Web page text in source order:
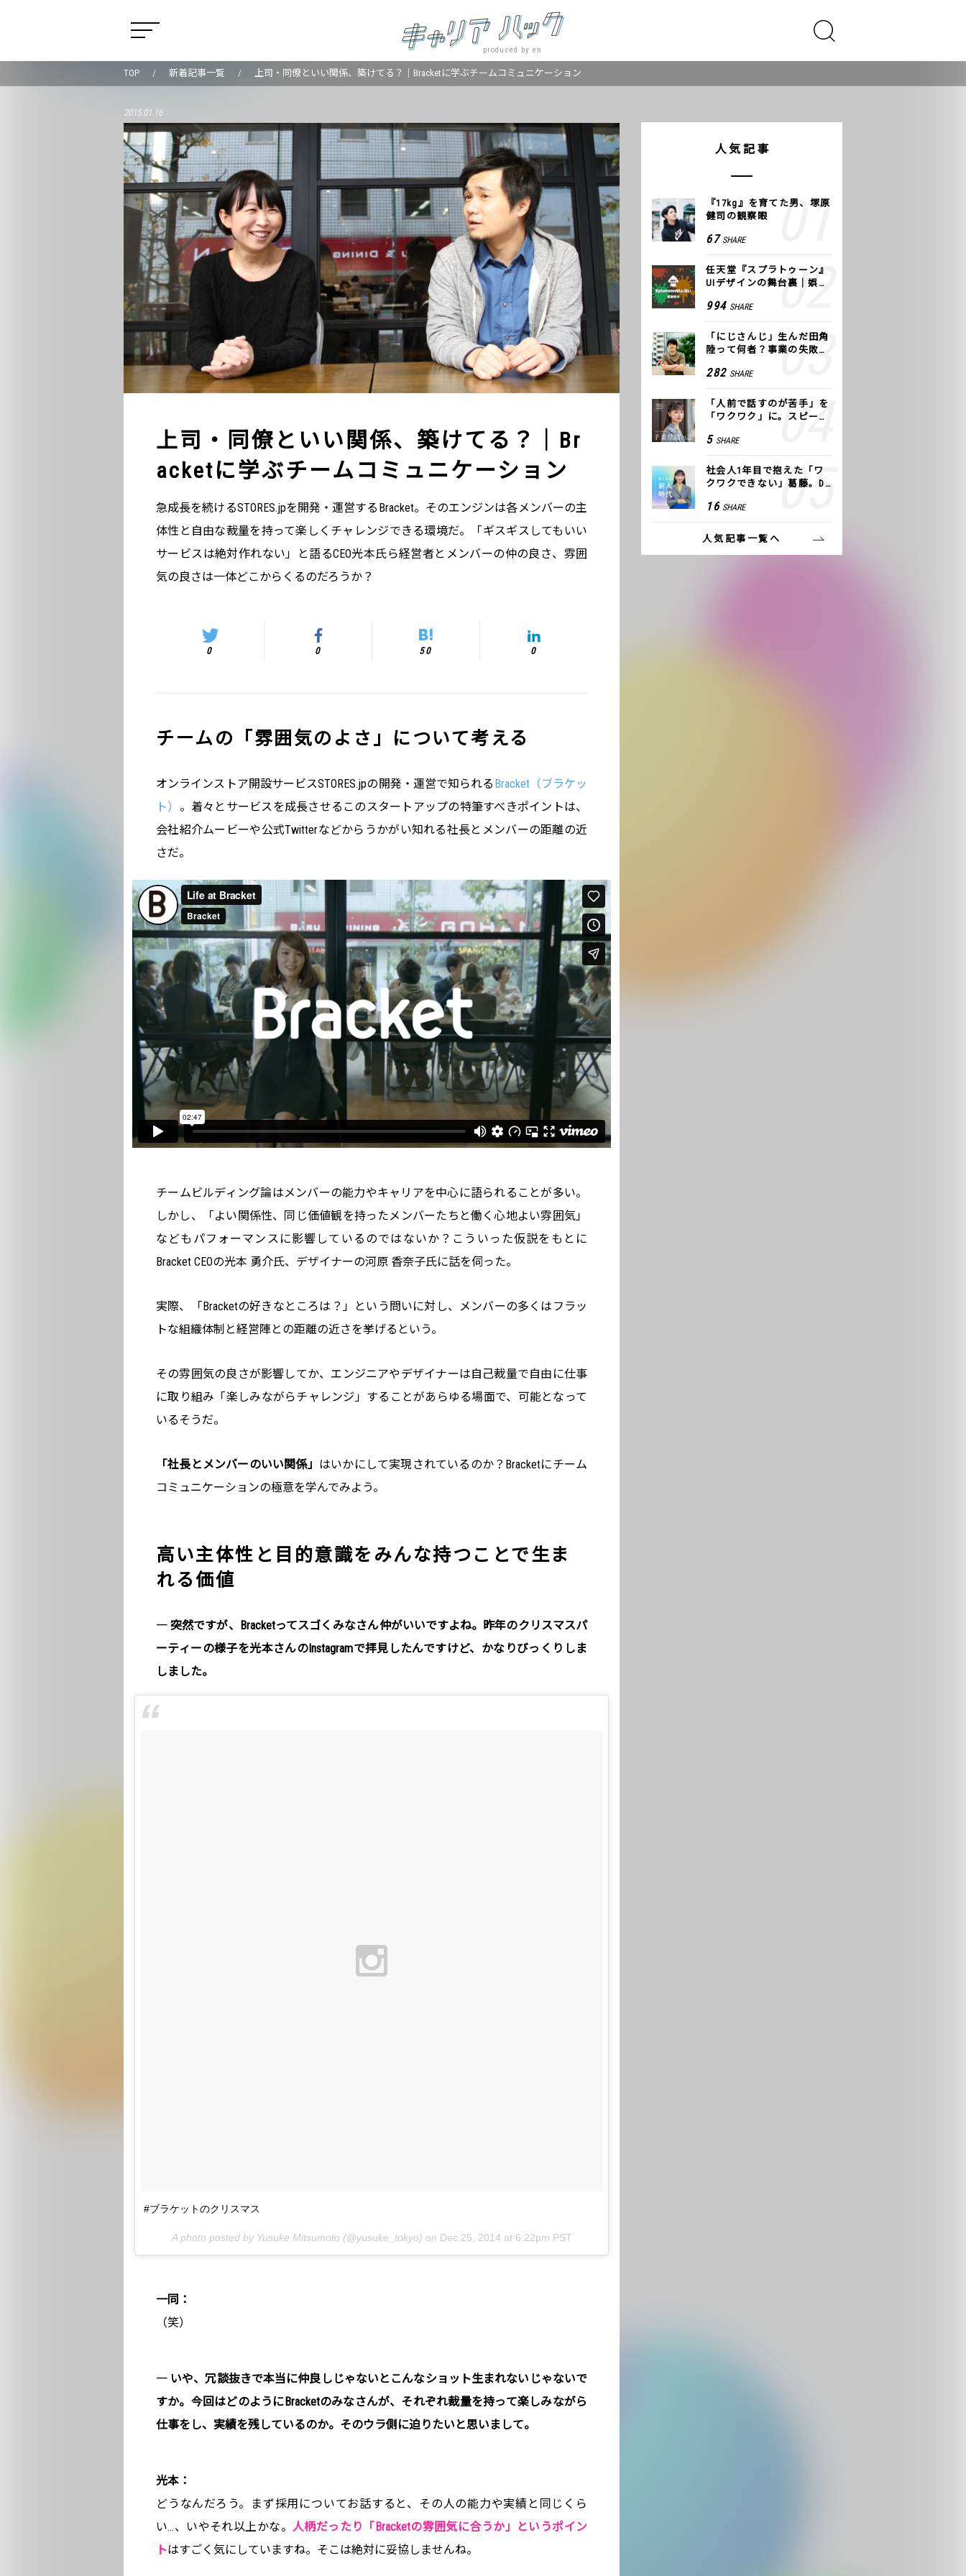
produced by en
TOP 新着記事一覧 上司・同僚といい関係、築けてる？｜Bracketに学ぶチームコミュニケーション
2015.01.16
上司・同僚といい関係、築けてる？｜Br
acketに学ぶチームコミュニケーション
急成長を続けるSTORES.jpを開発・運営するBracket。そのエンジンは各メンバーの主
体性と自由な裁量を持って楽しくチャレンジできる環境だ。「ギスギスしてもいい
サービスは絶対作れない」と語るCEO光本氏ら経営者とメンバーの仲の良さ、雰囲
気の良さは一体どこからくるのだろうか？
0 0 50 0
チームの「雰囲気のよさ」について考える
オンラインストア開設サービスSTORES.jpの開発・運営で知られる Bracket（ブラケッ
ト） 。着々とサービスを成長させるこのスタートアップの特筆すべきポイントは、
会社紹介ムービーや公式Twitterなどからうかがい知れる社長とメンバーの距離の近
さだ。
Life at BracketfromBracketonVimeo.
チームビルディング論はメンバーの能力やキャリアを中心に語られることが多い。
しかし、「よい関係性、同じ価値観を持ったメンバーたちと働く心地よい雰囲気」
などもパフォーマンスに影響しているのではないか？こういった仮説をもとに
Bracket CEOの光本 勇介氏、デザイナーの河原 香奈子氏に話を伺った。
実際、「Bracketの好きなところは？」という問いに対し、メンバーの多くはフラッ
トな組織体制と経営陣との距離の近さを挙げるという。
その雰囲気の良さが影響してか、エンジニアやデザイナーは自己裁量で自由に仕事
に取り組み「楽しみながらチャレンジ」することがあらゆる場面で、可能となって
いるそうだ。
「社長とメンバーのいい関係」 はいかにして実現されているのか？Bracketにチーム
コミュニケーションの極意を学んでみよう。
高い主体性と目的意識をみんな持つことで生ま
れる価値
― 突然ですが、Bracketってスゴくみなさん仲がいいですよね。昨年のクリスマスパ
ーティーの様子を光本さんのInstagramで拝見したんですけど、かなりびっくりしま
しました。
#ブラケットのクリスマス
A photo posted by Yusuke Mitsumoto (@yusuke_tokyo) on Dec 25, 2014 at 6:22pm PST
一同：
（笑）
― いや、冗談抜きで本当に仲良しじゃないとこんなショット生まれないじゃないで
すか。今回はどのようにBracketのみなさんが、それぞれ裁量を持って楽しみながら
仕事をし、実績を残しているのか。そのウラ側に迫りたいと思いまして。
光本：
どうなんだろう。まず採用についてお話すると、その人の能力や実績と同じくら
い…、いやそれ以上かな。 人柄だったり「Bracketの雰囲気に合うか」というポイン
トはすごく気にしていますね。そこは絶対に妥協しませんね。
人気記事
『17kg』を育てた男、塚原
健司の観察眼
67 SHARE
任天堂『スプラトゥーン』
UIデザインの舞台裏｜娯楽
994 SHARE
「にじさんじ」生んだ田角
陸って何者？事業の失敗
COLOR
282 SHARE
「人前で話すのが苦手」を
「ワクワク」に。スピーチ
方トレーニング」に込めた
5 SHARE
社会人1年目で抱えた「ワ
クワクできない」葛藤。De
つけた、私の生きる道
16 SHARE
人気記事一覧へ